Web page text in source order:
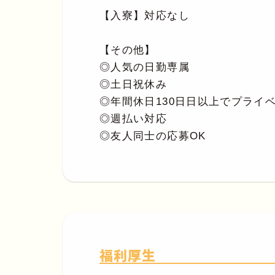
【入寮】対応なし
【その他】
◎人気の日勤専属
◎土日祝休み
◎年間休日130日日以上でプライ
◎週払い対応
◎友人同士の応募OK
福利厚生